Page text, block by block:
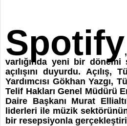
Spotify
varlığında yeni bir
açılışını duyurdu.
Yardımcısı Gökhan Yazgı,
Telif Hakları Genel Müdürü
Daire Başkanı Murat
liderleri ile müzik
bir resepsiyonla